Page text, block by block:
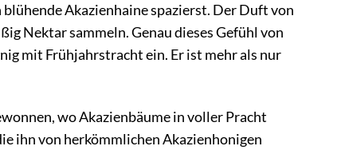
Akazienhaine spazierst. Der Duft von
Nektar sammeln. Genau dieses Gefühl von
mit Frühjahrstracht ein. Er ist mehr als nur
wo Akazienbäume in voller Pracht
ihn von herkömmlichen Akazienhonigen